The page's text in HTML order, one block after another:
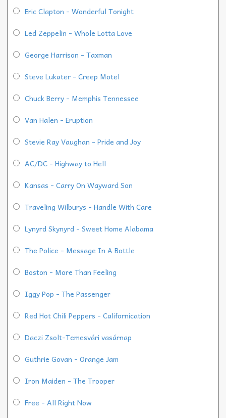
Eric Clapton - Wonderful Tonight
Led Zeppelin - Whole Lotta Love
George Harrison - Taxman
Steve Lukater - Creep Motel
Chuck Berry - Memphis Tennessee
Van Halen - Eruption
Stevie Ray Vaughan - Pride and Joy
AC/DC - Highway to Hell
Kansas - Carry On Wayward Son
Traveling Wilburys - Handle With Care
Lynyrd Skynyrd - Sweet Home Alabama
The Police - Message In A Bottle
Boston - More Than Feeling
Iggy Pop - The Passenger
Red Hot Chili Peppers - Californication
Daczi Zsolt-Temesvári vasárnap
Guthrie Govan - Orange Jam
Iron Maiden - The Trooper
Free - All Right Now